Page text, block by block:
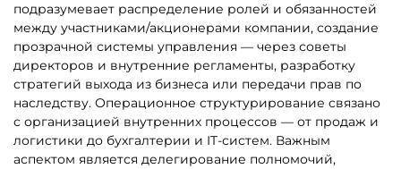
подразумевает распределение ролей и обязанностей
между участниками/акционерами компании, создание
прозрачной системы управления — через советы
директоров и внутренние регламенты, разработку
стратегий выхода из бизнеса или передачи прав по
наследству. Операционное структурирование связано
с организацией внутренних процессов — от продаж и
логистики до бухгалтерии и IT-систем. Важным
аспектом является делегирование полномочий,